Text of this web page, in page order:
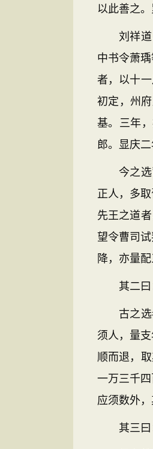
以此善之
刘祥道，
中书令萧
者，以十
初定，州
基。三年
郎。显庆
今之选司
正人，多
先王之道
望令曹司
降，亦量
其二曰
古之选者
须人，量
顺而退，
一万三千
应须数外
其三曰